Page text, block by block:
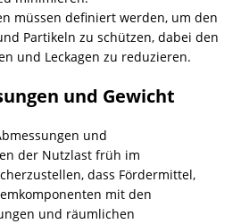
müssen definiert werden, um den
Partikeln zu schützen, dabei den
und Leckagen zu reduzieren.
und Gewicht
und
der Nutzlast früh im
dass Fördermittel,
mit den
und räumlichen